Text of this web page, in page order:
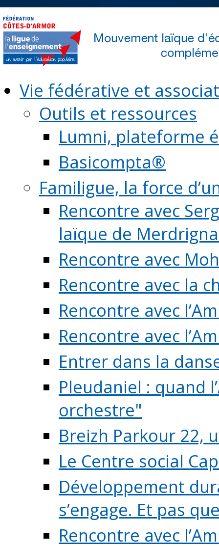
Vie fédérative et
Outils et ressources
Lumni, plateforme
Basicompta®
Familigue, la force
Rencontre avec
laïque de
Rencontre avec
Rencontre avec la
Rencontre avec
Rencontre avec
Entrer dans la
Pleudaniel : quand
orchestre"
Breizh Parkour 22,
Le Centre social
Développement
s’engage. Et pas
Rencontre avec